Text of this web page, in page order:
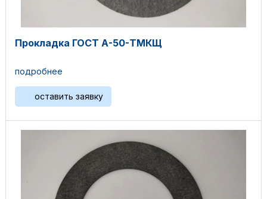
Прокладка ГОСТ А-50-ТМКЩ
подробнее
оставить заявку